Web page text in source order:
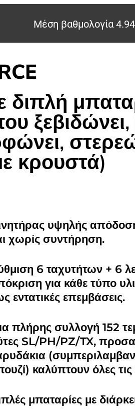
Μέση βαθμολογία
διπλή
ξεβιδώνει,
κρουστά)
υψηλής
χωρίς συντήρηση.
6 ταχυτήτων + 6
για κάθε τύπο
εντατικές επεμβάσεις.
πλήρης συλλογή 152
SL/PH/PZ/TX,
καλύπτουν όλες
μπαταρίες με